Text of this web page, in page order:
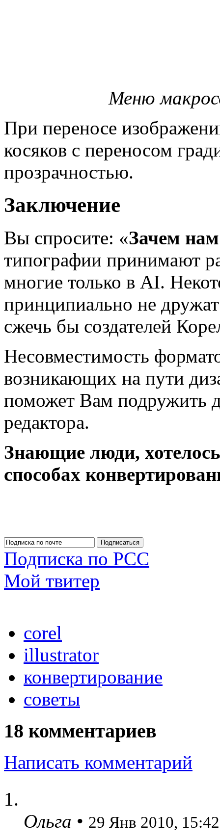
Меню
При переносе
косяков с переносом
прозрачностью.
Заключение
Вы спросите: «Зачем
типографии принимают
многие только в AI.
принципиально не
сжечь бы создателей
Несовместимость
возникающих на пути
поможет Вам подружить
редактора.
Знающие люди,
способах
Подписка по РСС
Мой твитер
corel
illustrator
конвертирование
советы
18 комментариев
Написать комментарий
Ольга • 29 Янв 2010, 15:42